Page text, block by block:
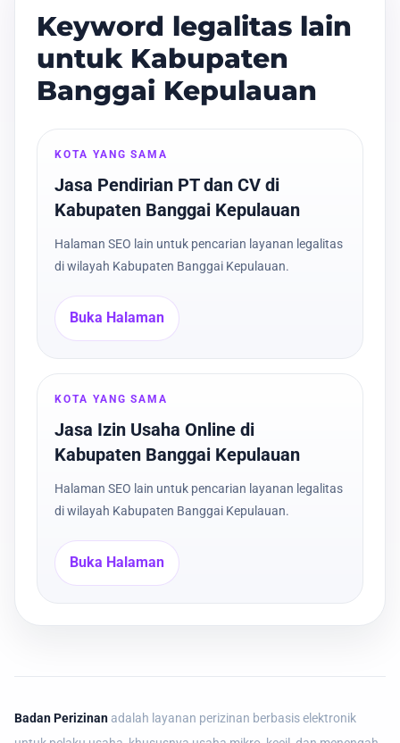
Keyword legalitas lain
untuk Kabupaten
Banggai Kepulauan
KOTA YANG SAMA
Jasa Pendirian PT dan CV di
Kabupaten Banggai Kepulauan
Halaman SEO lain untuk pencarian layanan legalitas
di wilayah Kabupaten Banggai Kepulauan.
Buka Halaman
KOTA YANG SAMA
Jasa Izin Usaha Online di
Kabupaten Banggai Kepulauan
Halaman SEO lain untuk pencarian layanan legalitas
di wilayah Kabupaten Banggai Kepulauan.
Buka Halaman
Badan Perizinan adalah layanan perizinan berbasis elektronik